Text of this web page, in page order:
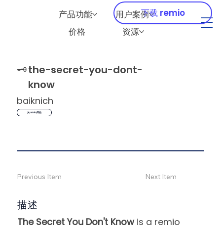
产品功能
用户案例
价格
资源
下载 remio
🗝️the-secret-you-dont-
know
baiknich
从remio开始
描述
The Secret You Don't Knowis a remio
Previous Item Next Item